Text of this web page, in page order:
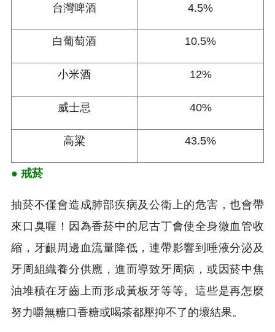
台灣啤酒 4.5%
白葡萄酒 10.5%
小米酒 12%
威士忌 40%
高粱 43.5%
● 戒菸
抽菸不僅會造成肺部疾病及公衛上的危害，也會帶
來口臭喔！因為香菸中的尼古丁會使全身微血管收
縮，牙齦周邊血流量降低，連帶影響到唾液分泌及
牙周組織養分供應，進而導致牙周病，或因菸中焦
油堆積在牙齒上而形成黃板牙等等。這些是再怎麼
努力嚼無糖口香糖或喝茶都壓抑不了的壞結果。